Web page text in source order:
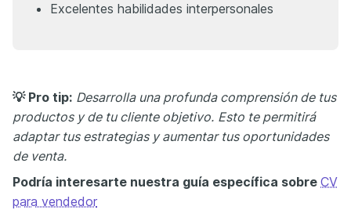
Excelentes habilidades interpersonales
💡 Pro tip: Desarrolla una profunda comprensión de tus
productos y de tu cliente objetivo. Esto te permitirá
adaptar tus estrategias y aumentar tus oportunidades
de venta.
Podría interesarte nuestra guía específica sobre CV
para vendedor